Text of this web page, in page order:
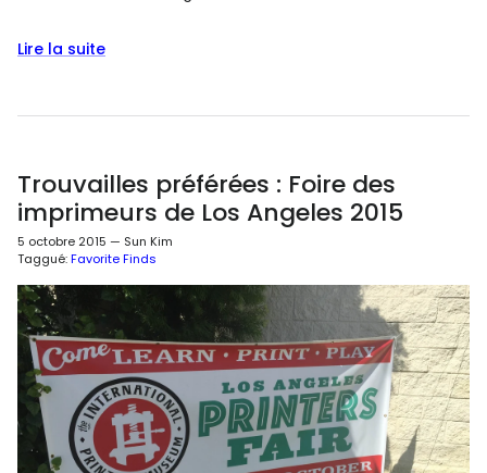
Lire la suite
Trouvailles préférées : Foire des
imprimeurs de Los Angeles 2015
5 octobre 2015 — Sun Kim
Taggué:Favorite Finds